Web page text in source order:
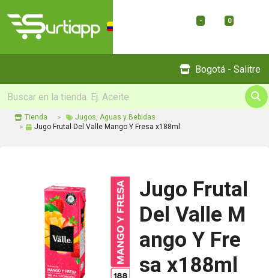
- 0
Bogotá - Salitre
Tienda
Jugos, Aguas y Bebidas
Jugo Frutal Del Valle Mango Y Fresa x188ml
Jugo Frutal
Del Valle M
ango Y Fre
sa x188ml